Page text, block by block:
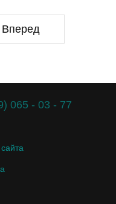
Вперед
065 - 03 - 77